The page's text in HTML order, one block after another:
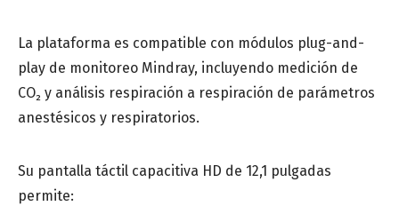
La plataforma es compatible con módulos plug-and-
play de monitoreo Mindray, incluyendo medición de
CO₂ y análisis respiración a respiración de parámetros
anestésicos y respiratorios.
Su pantalla táctil capacitiva HD de 12,1 pulgadas
permite: